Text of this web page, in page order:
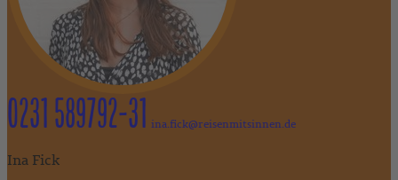
0231 589792-31 ina.fick@reisenmitsinnen.de
Ina Fick